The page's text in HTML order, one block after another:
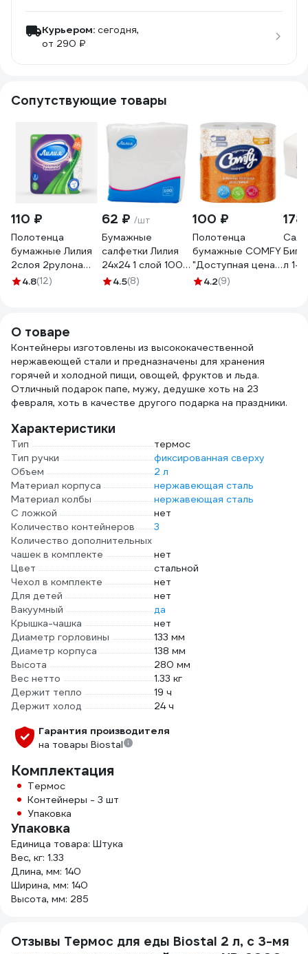
Курьером: сегодня,
от 290 ₽
Сопутствующие товары
110 ₽
Полотенца
бумажные Лилия
2слоя 2рулона
белый цвет 7570
4.8(12)
62 ₽ /шт
Бумажные
салфетки Лилия
24x24 1 слой 100
листов Белый 702
4.5(8)
100 ₽
Полотенца
бумажные COMFY
"Доступная цена"
2-сл. 2 рул./вл.12
4.2(9)
178
л 1-
О товаре
Контейнеры изготовлены из высококачественной
нержавеющей стали и предназначены для хранения
горячей и холодной пищи, овощей, фруктов и льда.
Отличный подарок папе, мужу, дедушке хоть на 23
февраля, хоть в качестве другого подарка на праздники.
Характеристики
Тип
термос
Тип ручки
фиксированная сверху
Объем
2 л
Материал корпуса
нержавеющая сталь
Материал колбы
нержавеющая сталь
С ложкой
нет
Количество контейнеров
3
Количество дополнительных
чашек в комплекте
нет
Цвет
стальной
Чехол в комплекте
нет
Для детей
нет
Вакуумный
да
Крышка-чашка
нет
Диаметр горловины
133 мм
Диаметр корпуса
138 мм
Высота
280 мм
Вес нетто
1.33 кг
Держит тепло
19 ч
Держит холод
24 ч
Гарантия производителя
на товары Biostal
Комплектация
Термос
Контейнеры - 3 шт
Упаковка
Упаковка
Единица товара: Штука
Вес, кг: 1.33
Длина, мм: 140
Ширина, мм: 140
Высота, мм: 285
Отзывы Термос для еды Biostal 2 л, с 3-мя